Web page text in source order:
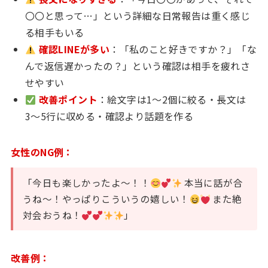
〇〇と思って…」という詳細な日常報告は重く感じ
る相手もいる
確認LINEが多い ：「私のこと好きですか？」「な
んで返信遅かったの？」という確認は相手を疲れさ
せやすい
改善ポイント ：絵文字は1〜2個に絞る・長文は
3〜5行に収める・確認より話題を作る
女性のNG例：
「今日も楽しかったよ〜！！
本当に話が合
うね〜！やっぱりこういうの嬉しい！
また絶
対会おうね！
」
改善例：